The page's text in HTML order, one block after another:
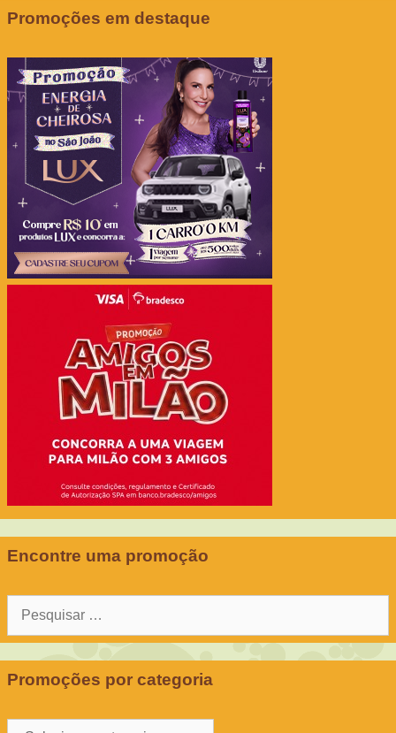
Promoções em destaque
Encontre uma promoção
Pesquisar
Promoções por categoria
Promoções